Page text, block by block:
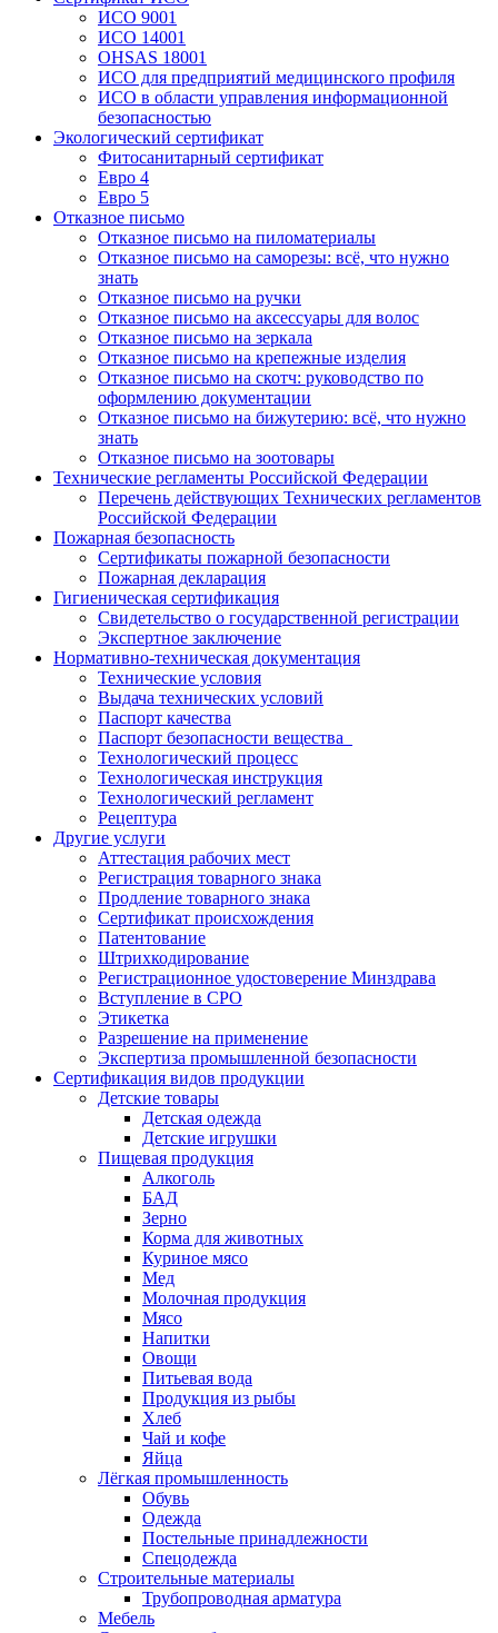
ИСО 9001
ИСО 14001
OHSAS 18001
ИСО для предприятий медицинского профиля
ИСО в области управления информационной
безопасностью
Экологический сертификат
Фитосанитарный сертификат
Евро 4
Евро 5
Отказное письмо
Отказное письмо на пиломатериалы
Отказное письмо на саморезы: всё, что нужно
знать
Отказное письмо на ручки
Отказное письмо на аксессуары для волос
Отказное письмо на зеркала
Отказное письмо на крепежные изделия
Отказное письмо на скотч: руководство по
оформлению документации
Отказное письмо на бижутерию: всё, что нужно
знать
Отказное письмо на зоотовары
Технические регламенты Российской Федерации
Перечень действующих Технических регламентов
Российской Федерации
Пожарная безопасность
Сертификаты пожарной безопасности
Пожарная декларация
Гигиеническая сертификация
Свидетельство о государственной регистрации
Экспертное заключение
Нормативно-техническая документация
Технические условия
Выдача технических условий
Паспорт качества
Паспорт безопасности вещества
Технологический процесс
Технологическая инструкция
Технологический регламент
Рецептура
Другие услуги
Аттестация рабочих мест
Регистрация товарного знака
Продление товарного знака
Сертификат происхождения
Патентование
Штрихкодирование
Регистрационное удостоверение Минздрава
Вступление в СРО
Этикетка
Разрешение на применение
Экспертиза промышленной безопасности
Сертификация видов продукции
Детские товары
Детская одежда
Детские игрушки
Пищевая продукция
Алкоголь
БАД
Зерно
Корма для животных
Куриное мясо
Мед
Молочная продукция
Мясо
Напитки
Овощи
Питьевая вода
Продукция из рыбы
Хлеб
Чай и кофе
Яйца
Лёгкая промышленность
Обувь
Одежда
Постельные принадлежности
Спецодежда
Строительные материалы
Трубопроводная арматура
Мебель